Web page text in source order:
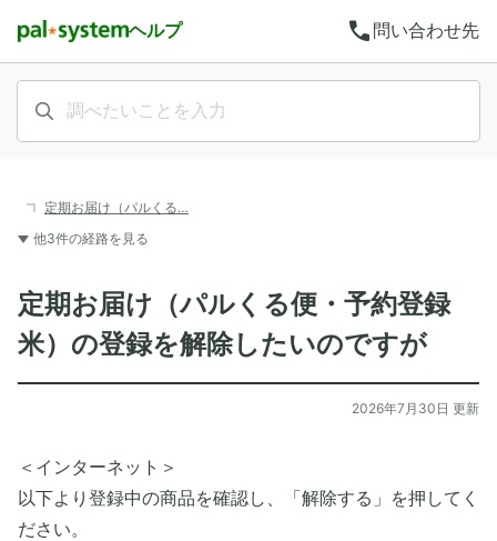
ヘルプ call 問い合わせ先
定期お届け（パルくる…
他3件の経路を見る
定期お届け（パルくる便・予約登録
米）の登録を解除したいのですが
2026年7月30日 更新
＜インターネット＞
以下より登録中の商品を確認し、「解除する」を押してく
ださい。